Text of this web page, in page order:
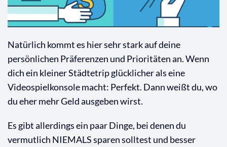
Natürlich kommt es hier sehr stark auf deine
persönlichen Präferenzen und Prioritäten an. Wenn
dich ein kleiner Städtetrip glücklicher als eine
Videospielkonsole macht: Perfekt. Dann weißt du, wo
du eher mehr Geld ausgeben wirst.
Es gibt allerdings ein paar Dinge, bei denen du
vermutlich NIEMALS sparen solltest und besser